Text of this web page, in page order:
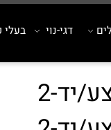
דגי-נוי בעלי כנף
2